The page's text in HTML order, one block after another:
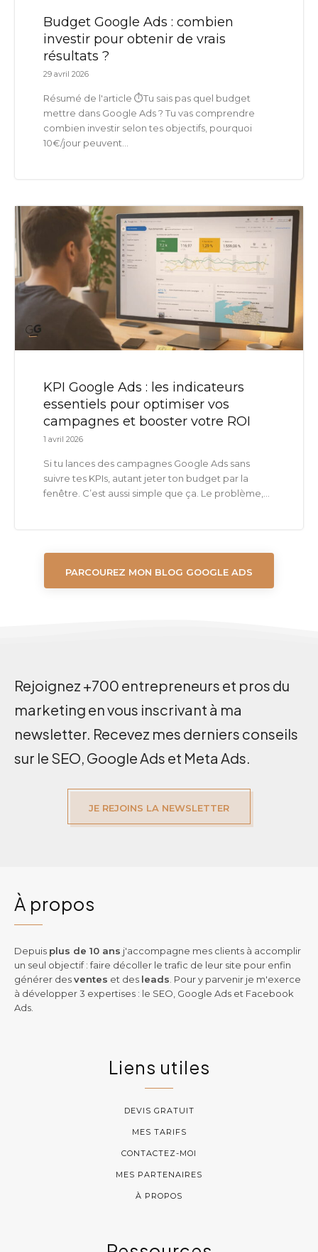
Budget Google Ads : combien
investir pour obtenir de vrais
résultats ?
29 avril 2026
Résumé de l'article ⏱️Tu sais pas quel budget
mettre dans Google Ads ? Tu vas comprendre
combien investir selon tes objectifs, pourquoi
10€/jour peuvent...
KPI Google Ads : les indicateurs
essentiels pour optimiser vos
campagnes et booster votre ROI
1 avril 2026
Si tu lances des campagnes Google Ads sans
suivre tes KPIs, autant jeter ton budget par la
fenêtre. C’est aussi simple que ça. Le problème,...
PARCOUREZ MON BLOG GOOGLE ADS
Rejoignez +700 entrepreneurs et pros du
marketing en vous inscrivant à ma
newsletter. Recevez mes derniers conseils
sur le SEO, Google Ads et Meta Ads.
JE REJOINS LA NEWSLETTER
À propos
Depuis plus de 10 ans j'accompagne mes clients à accomplir
un seul objectif : faire décoller le trafic de leur site pour enfin
générer desventes et des leads . Pour y parvenir je m'exerce
à développer 3 expertises : le SEO, Google Ads et Facebook
Ads.
Liens utiles
DEVIS GRATUIT
MES TARIFS
CONTACTEZ-MOI
MES PARTENAIRES
À PROPOS